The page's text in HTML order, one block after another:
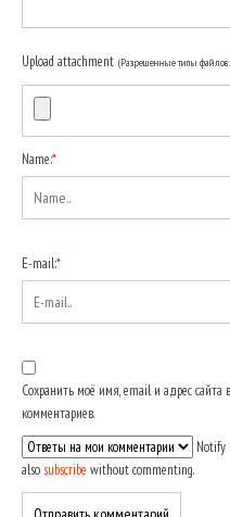
Upload attachment (Разрешенные типы файлов:
Name:*
E-mail:*
Сохранить моё имя, email и адрес
комментариев.
Notify
also subscribe without commenting.